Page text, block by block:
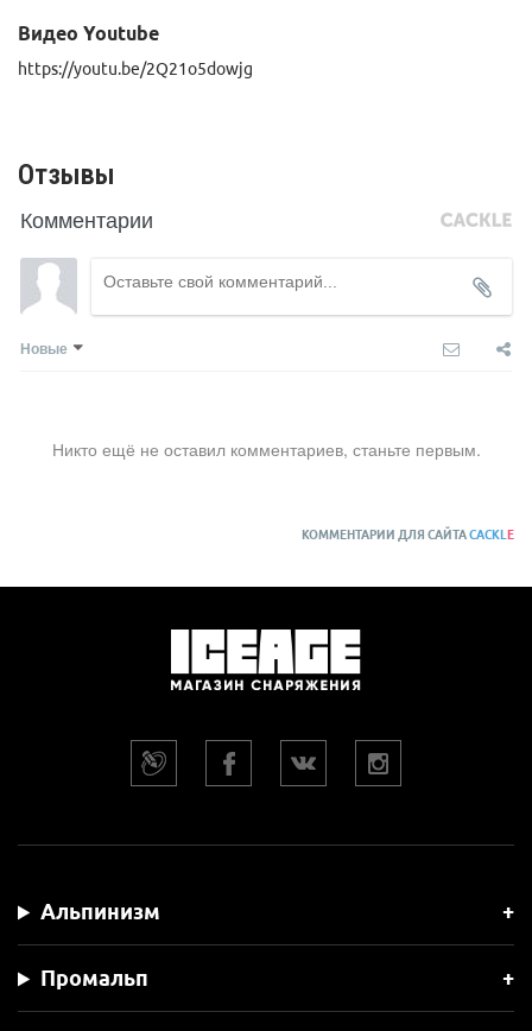
идеально подогнать размер рукоятки по своей руке с помощью
регулируемой гарды (2 положения) и специальной накладки,
которая регулирует высоту ручки.
Видео Youtube
https://youtu.be/2Q21o5dowjg
Отзывы
Комментарии
Новые
Никто ещё не оставил комментариев, станьте первым.
КОММЕНТАРИИ ДЛЯ САЙТАCACKL E
Альпинизм
Промальп